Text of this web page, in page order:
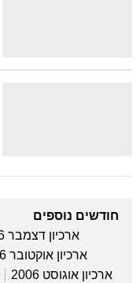
חודשים נוספים
ארכיון דצמבר 2006
ארכיון אוקטובר 2006
ארכיון אוגוסט 2006